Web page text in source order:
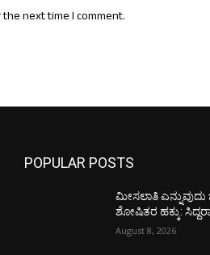
next time I comment.
POPULAR POSTS
ಮೀಸಲಾತಿ ಎನ್ನುವುದು
ಶೋಷಿತರ ಹಕ್ಕು:
August 8, 2026